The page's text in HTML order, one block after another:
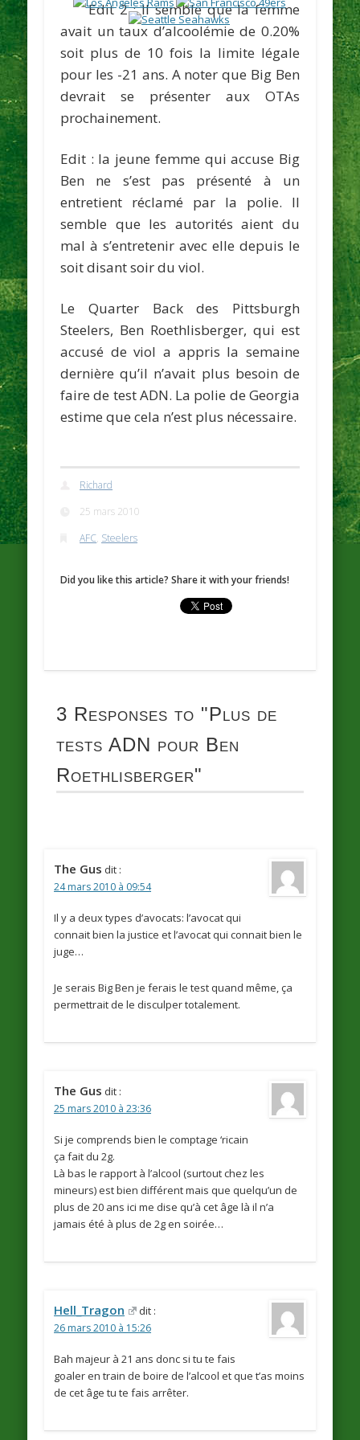
Edit 2 : Il semble que la femme
avait un taux d’alcoolémie de 0.20%
soit plus de 10 fois la limite légale
pour les -21 ans. A noter que Big Ben
devrait se présenter aux OTAs
prochainement.
Edit : la jeune femme qui accuse Big
Ben ne s’est pas présenté à un
entretient réclamé par la polie. Il
semble que les autorités aient du
mal à s’entretenir avec elle depuis le
soit disant soir du viol.
Le Quarter Back des Pittsburgh
Steelers, Ben Roethlisberger, qui est
accusé de viol a appris la semaine
dernière qu’il n’avait plus besoin de
faire de test ADN. La polie de Georgia
estime que cela n’est plus nécessaire.
Richard
25 mars 2010
AFC, Steelers
Did you like this article? Share it with your friends!
3 Responses to "Plus de
tests ADN pour Ben
Roethlisberger"
The Gus dit :
24 mars 2010 à 09:54
Il y a deux types d’avocats: l’avocat qui
connait bien la justice et l’avocat qui connait bien le
juge…
Je serais Big Ben je ferais le test quand même, ça
permettrait de le disculper totalement.
The Gus dit :
25 mars 2010 à 23:36
Si je comprends bien le comptage ‘ricain
ça fait du 2g.
Là bas le rapport à l’alcool (surtout chez les
mineurs) est bien différent mais que quelqu’un de
plus de 20 ans ici me dise qu’à cet âge là il n’a
jamais été à plus de 2g en soirée…
Hell_Tragon dit :
26 mars 2010 à 15:26
Bah majeur à 21 ans donc si tu te fais
goaler en train de boire de l’alcool et que t’as moins
de cet âge tu te fais arrêter.